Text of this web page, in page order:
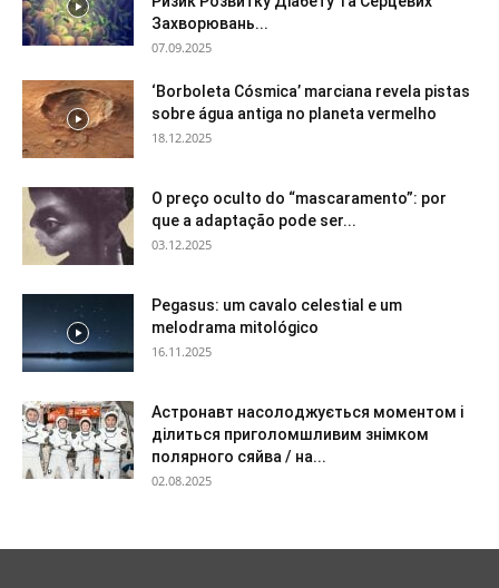
Захворювань...
07.09.2025
‘Borboleta Cósmica’ marciana revela pistas
sobre água antiga no planeta vermelho
18.12.2025
O preço oculto do “mascaramento”: por
que a adaptação pode ser...
03.12.2025
Pegasus: um cavalo celestial e um
melodrama mitológico
16.11.2025
Астронавт насолоджується моментом і
ділиться приголомшливим знімком
полярного сяйва / на...
02.08.2025